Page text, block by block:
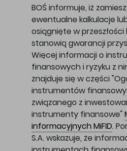
BOŚ informuje, iż
ewentualne kalkulacje
osiągnięte w
stanowią gwarancji
Więcej informacji o
finansowych i ryzyku z
znajduje się w części
instrumentów
związanego z
instrumenty finansowe"
informacyjnych MiFID.
S.A. wskazuje, że